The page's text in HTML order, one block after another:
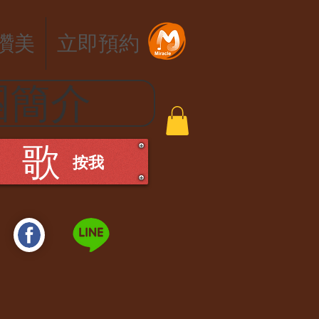
美 立即預約
介
歌 ​按我